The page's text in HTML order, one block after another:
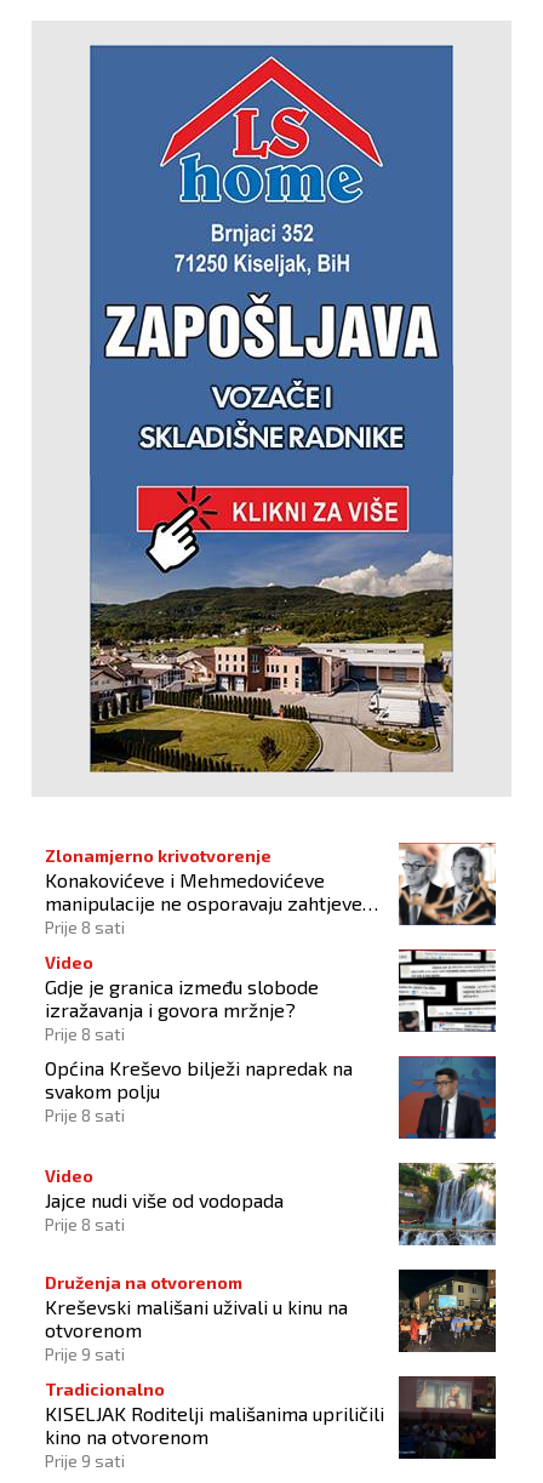
Zlonamjerno krivotvorenje
Konakovićeve i Mehmedovićeve
manipulacije ne osporavaju zahtjeve
Hrvata
Prije 8 sati
Video
Gdje je granica između slobode
izražavanja i govora mržnje?
Prije 8 sati
Općina Kreševo bilježi napredak na
svakom polju
Prije 8 sati
Video
Jajce nudi više od vodopada
Prije 8 sati
Druženja na otvorenom
Kreševski mališani uživali u kinu na
otvorenom
Prije 9 sati
Tradicionalno
KISELJAK Roditelji mališanima upriličili
kino na otvorenom
Prije 9 sati